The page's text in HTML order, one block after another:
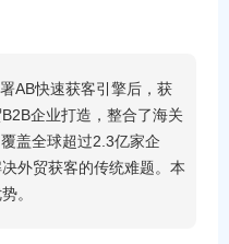
AB快速获客引擎后，获
企业打造，整合了海关
盖全球超过2.3亿家企
外贸获客的传统难题。本
。